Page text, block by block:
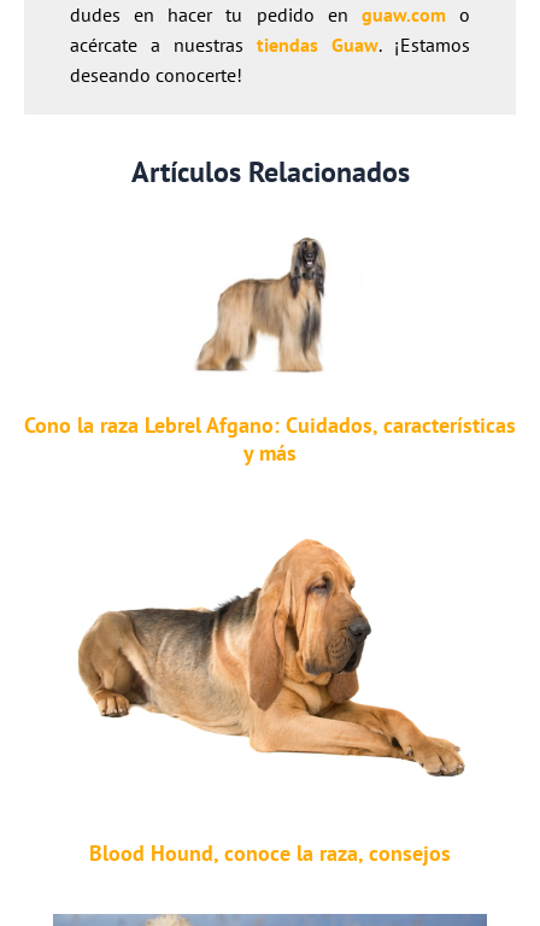
dudes en hacer tu pedido en guaw.com o
acércate a nuestras tiendas Guaw. ¡Estamos
deseando conocerte!
Artículos Relacionados
Cono la raza Lebrel Afgano: Cuidados, características
y más
Blood Hound, conoce la raza, consejos